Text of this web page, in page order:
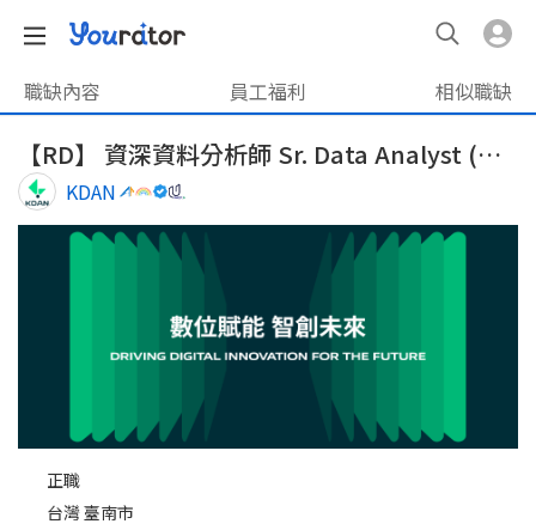
職缺內容 員工福利 相似職缺
【RD】 資深資料分析師 Sr. Data Analyst (台南/Tainan)
KDAN
正職
台灣 臺南市